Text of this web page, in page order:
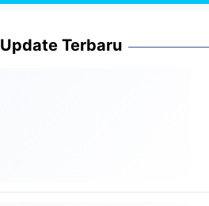
Update Terbaru